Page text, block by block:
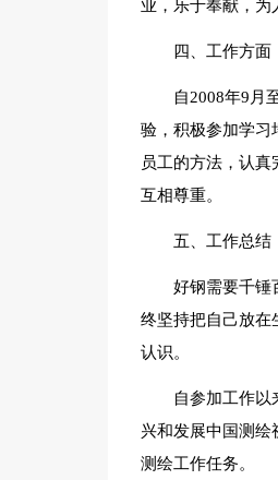
业，乐于奉献，为
四、工作方面
自2008年9月
验，积极参加学习
员工的方法，认
互相尊重。
五、工作总结
好钢需要千锤
终坚持把自己放在
认识。
自参加工作
兴和发展中国测绘
测绘工作任务。